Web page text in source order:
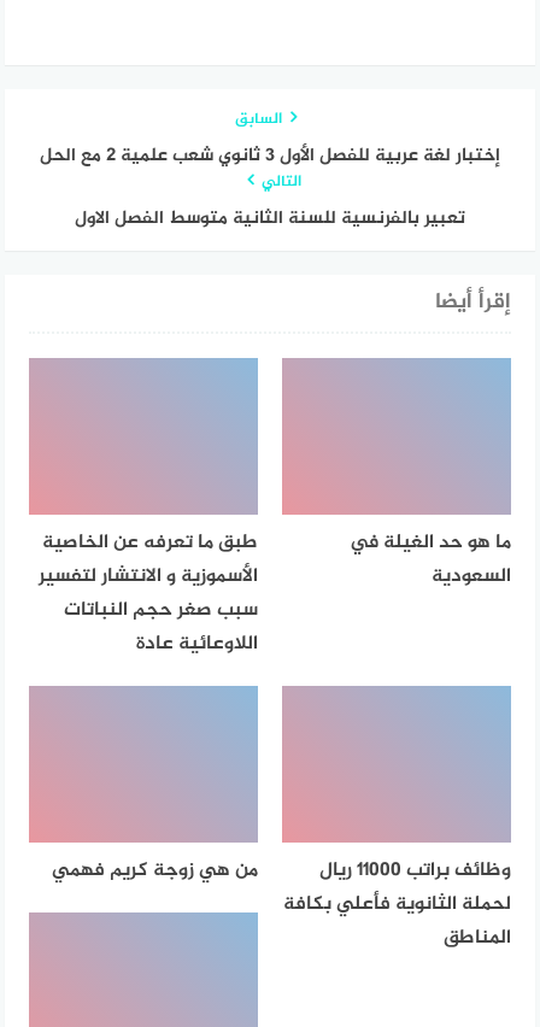
السابق
إختبار لغة عربية للفصل الأول 3 ثانوي شعب علمية 2 مع الحل
التالي
تعبير بالفرنسية للسنة الثانية متوسط الفصل الاول
إقرأ أيضا
ما هو حد الغيلة في
السعودية
طبق ما تعرفه عن الخاصية
الأسموزية و الانتشار لتفسير
سبب صغر حجم النباتات
اللاوعائية عادة
وظائف براتب 11000 ريال
لحملة الثانوية فأعلي بكافة
المناطق
من هي زوجة كريم فهمي